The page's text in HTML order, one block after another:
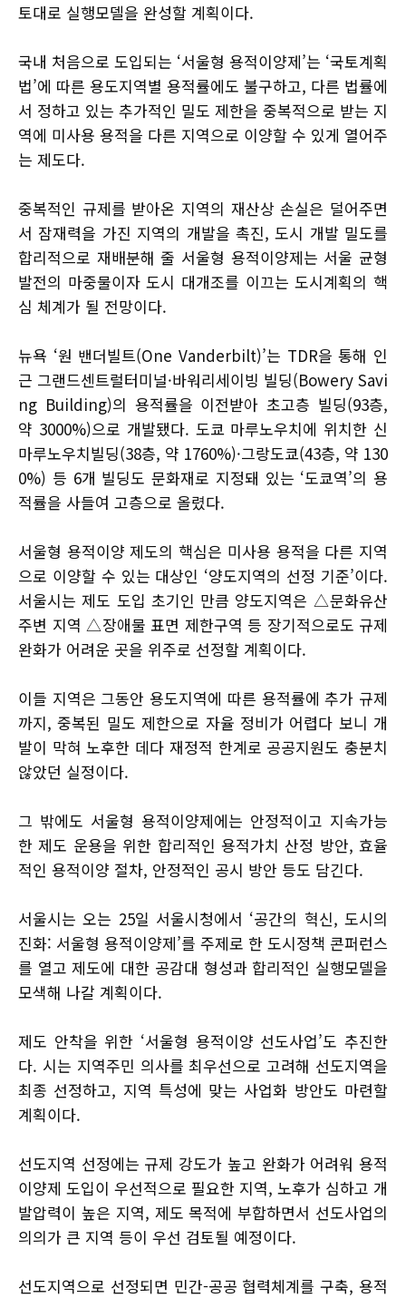
토대로 실행모델을 완성할 계획이다.
국내 처음으로 도입되는 ‘서울형 용적이양제’는 ‘국토계획
법’에 따른 용도지역별 용적률에도 불구하고, 다른 법률에
서 정하고 있는 추가적인 밀도 제한을 중복적으로 받는 지
역에 미사용 용적을 다른 지역으로 이양할 수 있게 열어주
는 제도다.
중복적인 규제를 받아온 지역의 재산상 손실은 덜어주면
서 잠재력을 가진 지역의 개발을 촉진, 도시 개발 밀도를
합리적으로 재배분해 줄 서울형 용적이양제는 서울 균형
발전의 마중물이자 도시 대개조를 이끄는 도시계획의 핵
심 체계가 될 전망이다.
뉴욕 ‘원 밴더빌트(One Vanderbilt)’는 TDR을 통해 인
근 그랜드센트럴터미널·바워리세이빙 빌딩(Bowery Savi
ng Building)의 용적률을 이전받아 초고층 빌딩(93층,
약 3000%)으로 개발됐다. 도쿄 마루노우치에 위치한 신
마루노우치빌딩(38층, 약 1760%)·그랑도쿄(43층, 약 130
0%) 등 6개 빌딩도 문화재로 지정돼 있는 ‘도쿄역’의 용
적률을 사들여 고층으로 올렸다.
서울형 용적이양 제도의 핵심은 미사용 용적을 다른 지역
으로 이양할 수 있는 대상인 ‘양도지역의 선정 기준’이다.
서울시는 제도 도입 초기인 만큼 양도지역은 △문화유산
주변 지역 △장애물 표면 제한구역 등 장기적으로도 규제
완화가 어려운 곳을 위주로 선정할 계획이다.
이들 지역은 그동안 용도지역에 따른 용적률에 추가 규제
까지, 중복된 밀도 제한으로 자율 정비가 어렵다 보니 개
발이 막혀 노후한 데다 재정적 한계로 공공지원도 충분치
않았던 실정이다.
그 밖에도 서울형 용적이양제에는 안정적이고 지속가능
한 제도 운용을 위한 합리적인 용적가치 산정 방안, 효율
적인 용적이양 절차, 안정적인 공시 방안 등도 담긴다.
서울시는 오는 25일 서울시청에서 ‘공간의 혁신, 도시의
진화: 서울형 용적이양제’를 주제로 한 도시정책 콘퍼런스
를 열고 제도에 대한 공감대 형성과 합리적인 실행모델을
모색해 나갈 계획이다.
제도 안착을 위한 ‘서울형 용적이양 선도사업’도 추진한
다. 시는 지역주민 의사를 최우선으로 고려해 선도지역을
최종 선정하고, 지역 특성에 맞는 사업화 방안도 마련할
계획이다.
선도지역 선정에는 규제 강도가 높고 완화가 어려워 용적
이양제 도입이 우선적으로 필요한 지역, 노후가 심하고 개
발압력이 높은 지역, 제도 목적에 부합하면서 선도사업의
의의가 큰 지역 등이 우선 검토될 예정이다.
선도지역으로 선정되면 민간-공공 협력체계를 구축, 용적